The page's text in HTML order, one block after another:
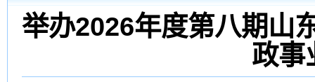
举办2026年度第八期山
政事